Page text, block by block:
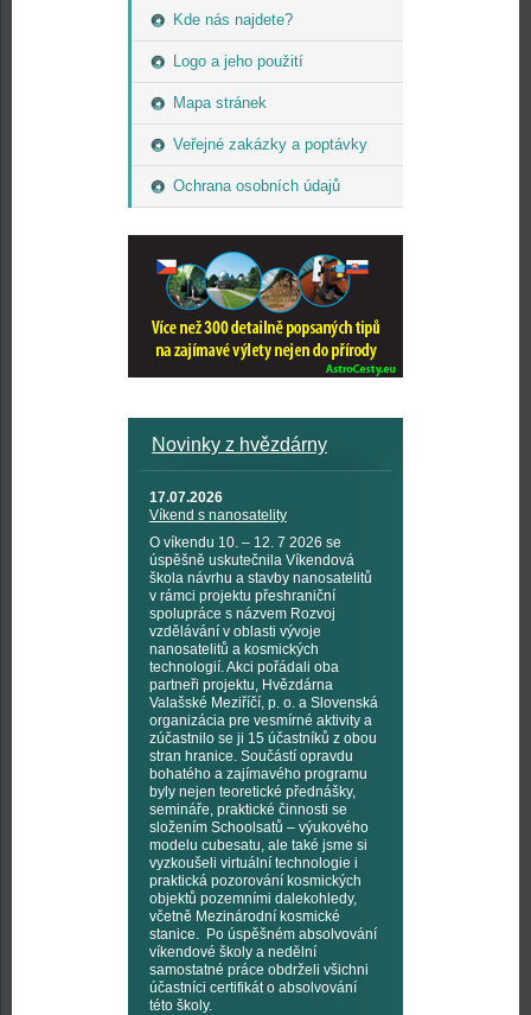
Kde nás najdete?
Logo a jeho použití
Mapa stránek
Veřejné zakázky a poptávky
Ochrana osobních údajů
Novinky z hvězdárny
17.07.2026
Víkend s nanosatelity
O víkendu 10. – 12. 7 2026 se
úspěšně uskutečnila Víkendová
škola návrhu a stavby nanosatelitů
v rámci projektu přeshraniční
spolupráce s názvem Rozvoj
vzdělávání v oblasti vývoje
nanosatelitů a kosmických
technologií. Akci pořádali oba
partneři projektu, Hvězdárna
Valašské Meziříčí, p. o. a Slovenská
organizácia pre vesmírné aktivity a
zúčastnilo se ji 15 účastníků z obou
stran hranice. Součástí opravdu
bohatého a zajímavého programu
byly nejen teoretické přednášky,
semináře, praktické činnosti se
složením Schoolsatů – výukového
modelu cubesatu, ale také jsme si
vyzkoušeli virtuální technologie i
praktická pozorování kosmických
objektů pozemními dalekohledy,
včetně Mezinárodní kosmické
stanice. Po úspěšném absolvování
víkendové školy a nedělní
samostatné práce obdrželi všichni
účastníci certifikát o absolvování
této školy.